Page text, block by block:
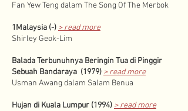
Fan Yew Teng dalam The Song Of The Merbok
1Malaysia (-) > read more
Shirley Geok-Lim
Balada Terbunuhnya Beringin Tua di Pinggir
Sebuah Bandaraya (1979) > read more
Usman Awang dalam Salam Benua
Hujan di Kuala Lumpur (1994) > read more